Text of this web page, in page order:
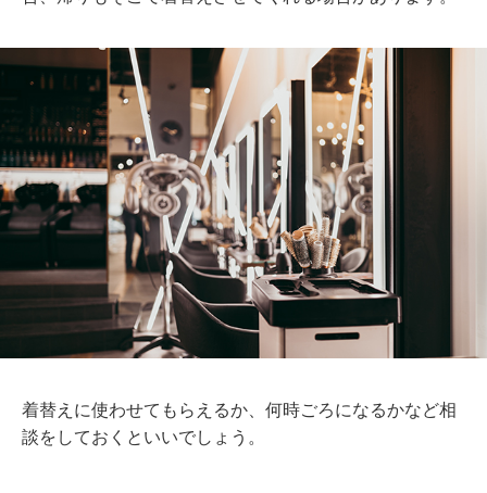
着替えに使わせてもらえるか、何時ごろになるかなど相
談をしておくといいでしょう。